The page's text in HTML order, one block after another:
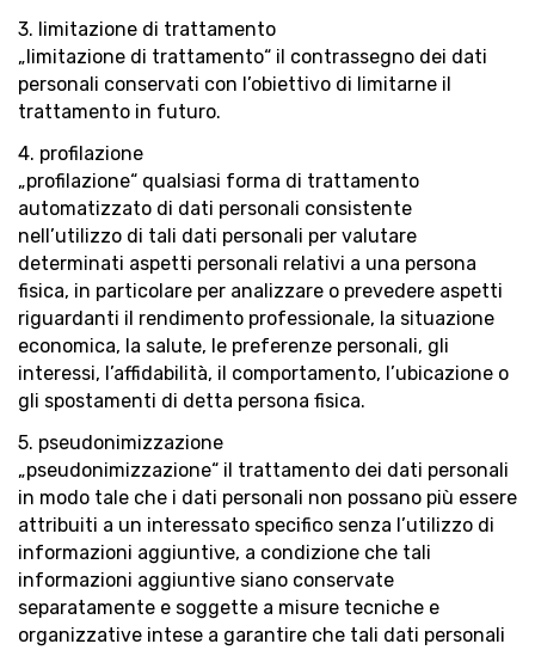
3. limitazione di trattamento
„limitazione di trattamento“ il contrassegno dei dati
personali conservati con l’obiettivo di limitarne il
trattamento in futuro.
4. profilazione
„profilazione“ qualsiasi forma di trattamento
automatizzato di dati personali consistente
nell’utilizzo di tali dati personali per valutare
determinati aspetti personali relativi a una persona
fisica, in particolare per analizzare o prevedere aspetti
riguardanti il rendimento professionale, la situazione
economica, la salute, le preferenze personali, gli
interessi, l’affidabilità, il comportamento, l’ubicazione o
gli spostamenti di detta persona fisica.
5. pseudonimizzazione
„pseudonimizzazione“ il trattamento dei dati personali
in modo tale che i dati personali non possano più essere
attribuiti a un interessato specifico senza l’utilizzo di
informazioni aggiuntive, a condizione che tali
informazioni aggiuntive siano conservate
separatamente e soggette a misure tecniche e
organizzative intese a garantire che tali dati personali